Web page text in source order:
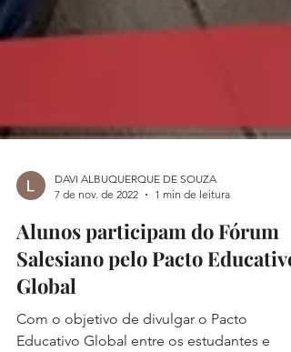
7 de nov. de 2022
1 min de leitura
Alunos participam do Fórum
Salesiano pelo Pacto Educativo
Global